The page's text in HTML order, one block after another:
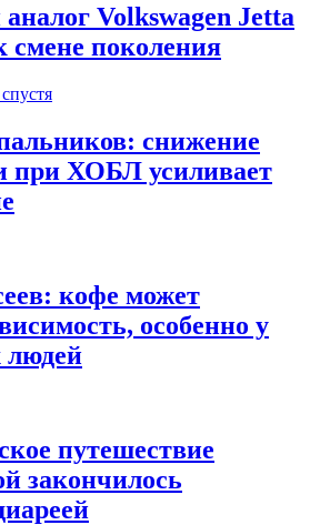
Volkswagen Jetta
смене поколения
снижение
при ХОБЛ усиливает
кофе может
особенно у
людей
путешествие
закончилось